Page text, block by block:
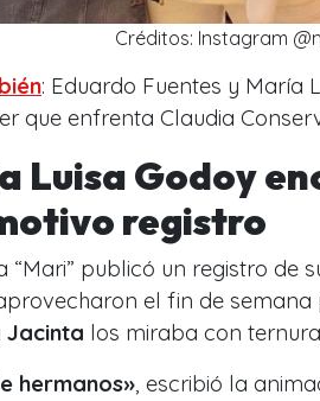
Créditos: Instagram
: Eduardo Fuentes y María
que enfrenta Claudia
Luisa Godoy
registro
“Mari” publicó un registro de
el fin de
Jacinta los miraba con
hermanos», escribió la